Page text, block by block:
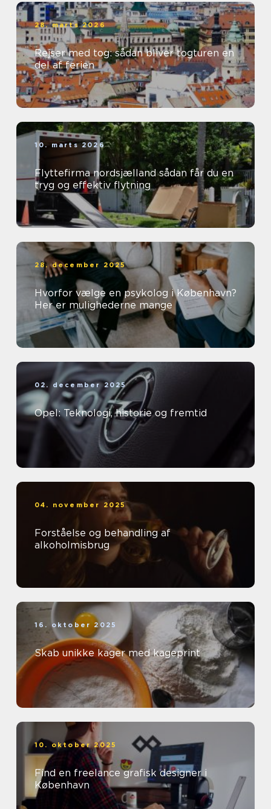
28. marts 2026
Rejser med tog: sådan bliver togturen en
del af ferien
10. marts 2026
Flyttefirma nordsjælland sådan får du en
tryg og effektiv flytning
28. december 2025
Hvorfor vælge en psykolog i København?
Her er mulighederne mange
02. december 2025
Opel: Teknologi, historie og fremtid
04. november 2025
Forståelse og behandling af
alkoholmisbrug
16. oktober 2025
Skab unikke kager med kageprint
10. oktober 2025
Find en freelance grafisk designer i
København